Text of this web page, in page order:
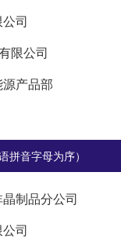
司
限公司
产品部
拼音字母为序）
制品分公司
司